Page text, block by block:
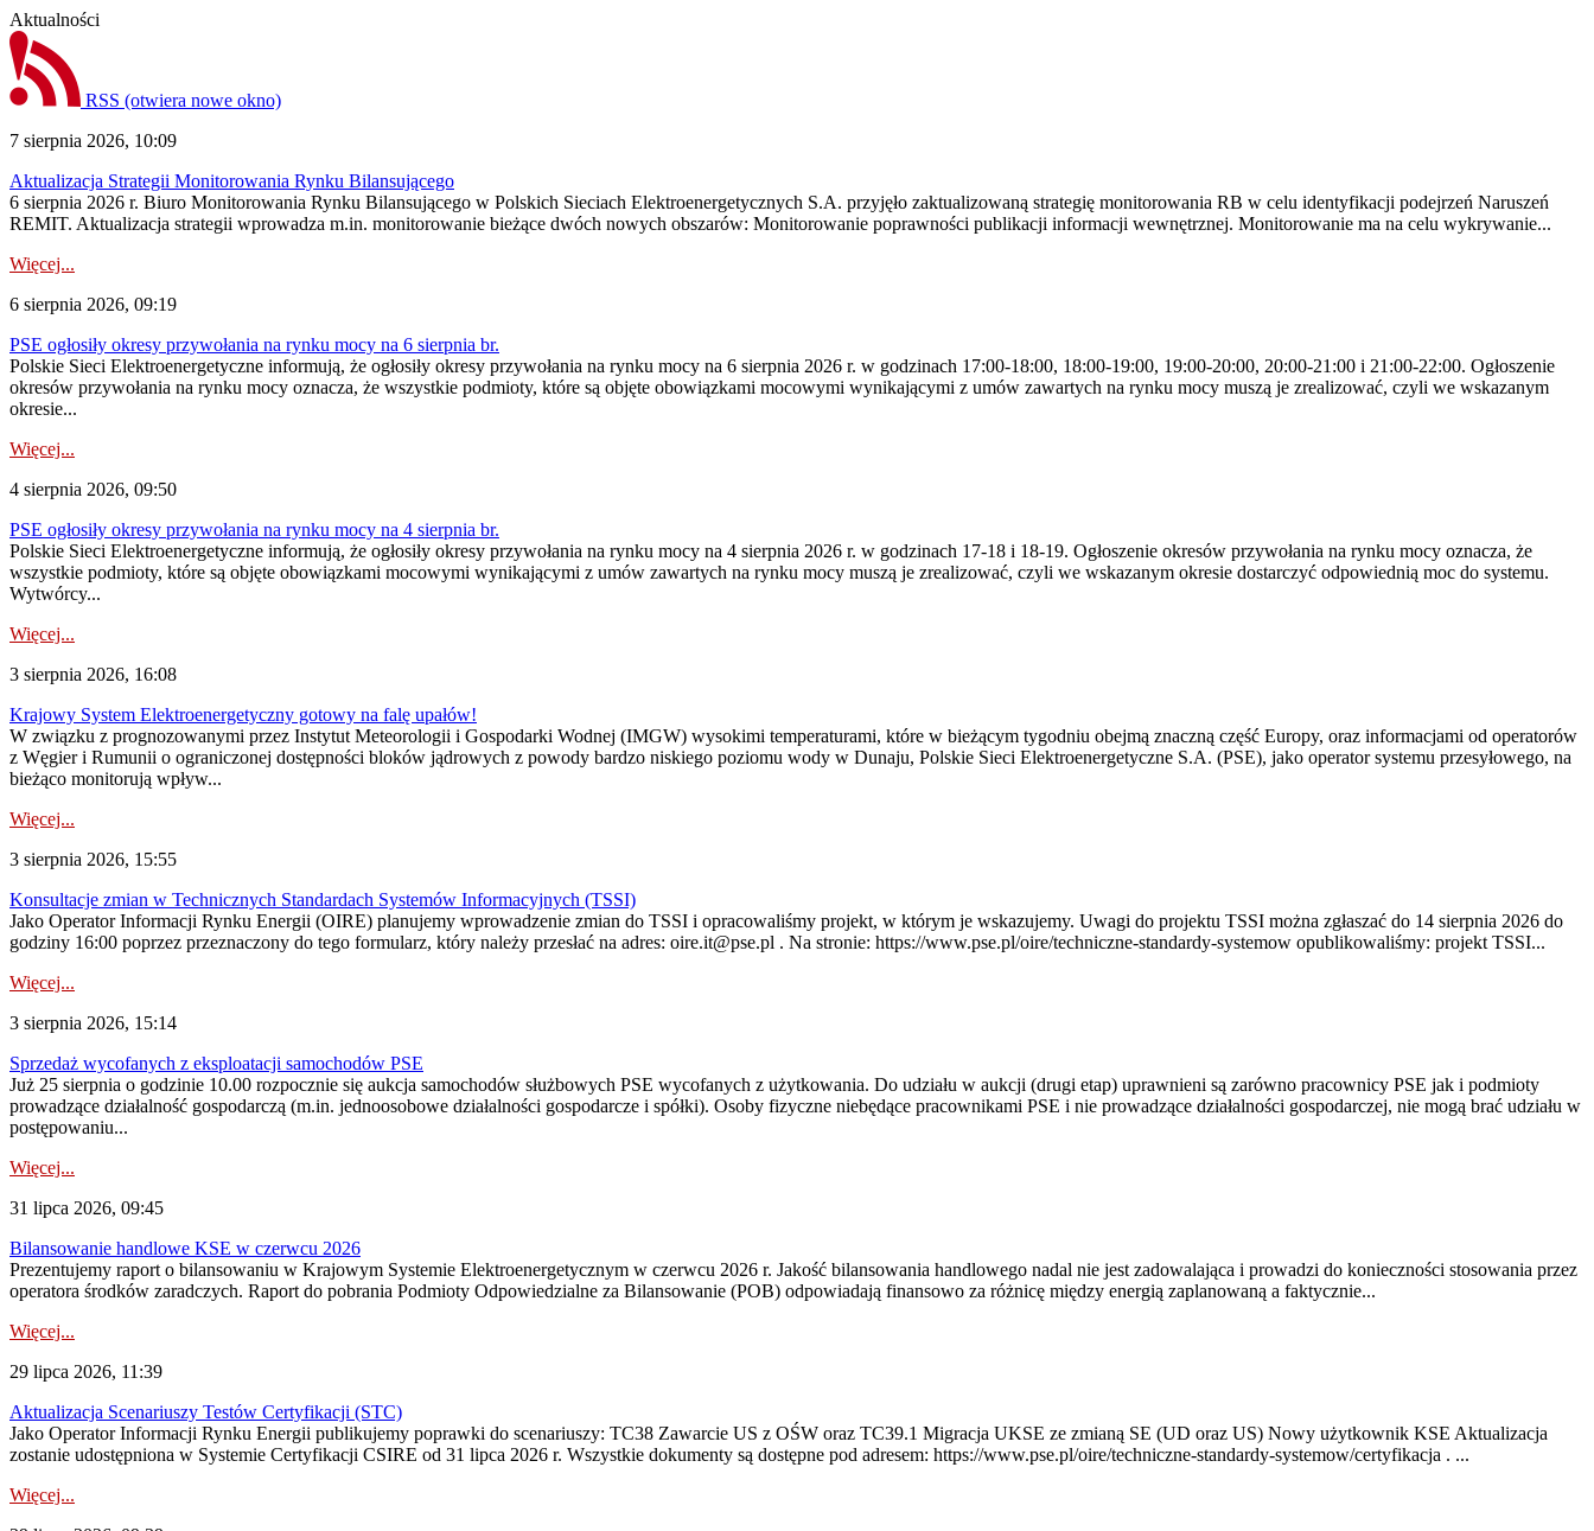
Aktualności
RSS (otwiera nowe okno)
7 sierpnia 2026, 10:09
Aktualizacja Strategii Monitorowania Rynku Bilansującego
6 sierpnia 2026 r. Biuro Monitorowania Rynku Bilansującego w Polskich Sieciach Elektroenergetycznych S.A. przyjęło zaktualizowaną strategię monitorowania RB w celu identyfikacji podejrzeń Naruszeń
REMIT. Aktualizacja strategii wprowadza m.in. monitorowanie bieżące dwóch nowych obszarów: Monitorowanie poprawności publikacji informacji wewnętrznej. Monitorowanie ma na celu wykrywanie...
Więcej...
6 sierpnia 2026, 09:19
PSE ogłosiły okresy przywołania na rynku mocy na 6 sierpnia br.
Polskie Sieci Elektroenergetyczne informują, że ogłosiły okresy przywołania na rynku mocy na 6 sierpnia 2026 r. w godzinach 17:00-18:00, 18:00-19:00, 19:00-20:00, 20:00-21:00 i 21:00-22:00. Ogłoszenie
okresów przywołania na rynku mocy oznacza, że wszystkie podmioty, które są objęte obowiązkami mocowymi wynikającymi z umów zawartych na rynku mocy muszą je zrealizować, czyli we wskazanym
okresie...
Więcej...
4 sierpnia 2026, 09:50
PSE ogłosiły okresy przywołania na rynku mocy na 4 sierpnia br.
Polskie Sieci Elektroenergetyczne informują, że ogłosiły okresy przywołania na rynku mocy na 4 sierpnia 2026 r. w godzinach 17-18 i 18-19. Ogłoszenie okresów przywołania na rynku mocy oznacza, że
wszystkie podmioty, które są objęte obowiązkami mocowymi wynikającymi z umów zawartych na rynku mocy muszą je zrealizować, czyli we wskazanym okresie dostarczyć odpowiednią moc do systemu.
Wytwórcy...
Więcej...
3 sierpnia 2026, 16:08
Krajowy System Elektroenergetyczny gotowy na falę upałów!
W związku z prognozowanymi przez Instytut Meteorologii i Gospodarki Wodnej (IMGW) wysokimi temperaturami, które w bieżącym tygodniu obejmą znaczną część Europy, oraz informacjami od operatorów
z Węgier i Rumunii o ograniczonej dostępności bloków jądrowych z powody bardzo niskiego poziomu wody w Dunaju, Polskie Sieci Elektroenergetyczne S.A. (PSE), jako operator systemu przesyłowego, na
bieżąco monitorują wpływ...
Więcej...
3 sierpnia 2026, 15:55
Konsultacje zmian w Technicznych Standardach Systemów Informacyjnych (TSSI)
Jako Operator Informacji Rynku Energii (OIRE) planujemy wprowadzenie zmian do TSSI i opracowaliśmy projekt, w którym je wskazujemy. Uwagi do projektu TSSI można zgłaszać do 14 sierpnia 2026 do
godziny 16:00 poprzez przeznaczony do tego formularz, który należy przesłać na adres: oire.it@pse.pl . Na stronie: https://www.pse.pl/oire/techniczne-standardy-systemow opublikowaliśmy: projekt TSSI...
Więcej...
3 sierpnia 2026, 15:14
Sprzedaż wycofanych z eksploatacji samochodów PSE
Już 25 sierpnia o godzinie 10.00 rozpocznie się aukcja samochodów służbowych PSE wycofanych z użytkowania. Do udziału w aukcji (drugi etap) uprawnieni są zarówno pracownicy PSE jak i podmioty
prowadzące działalność gospodarczą (m.in. jednoosobowe działalności gospodarcze i spółki). Osoby fizyczne niebędące pracownikami PSE i nie prowadzące działalności gospodarczej, nie mogą brać udziału w
postępowaniu...
Więcej...
31 lipca 2026, 09:45
Bilansowanie handlowe KSE w czerwcu 2026
Prezentujemy raport o bilansowaniu w Krajowym Systemie Elektroenergetycznym w czerwcu 2026 r. Jakość bilansowania handlowego nadal nie jest zadowalająca i prowadzi do konieczności stosowania przez
operatora środków zaradczych. Raport do pobrania Podmioty Odpowiedzialne za Bilansowanie (POB) odpowiadają finansowo za różnicę między energią zaplanowaną a faktycznie...
Więcej...
29 lipca 2026, 11:39
Aktualizacja Scenariuszy Testów Certyfikacji (STC)
Jako Operator Informacji Rynku Energii publikujemy poprawki do scenariuszy: TC38 Zawarcie US z OŚW oraz TC39.1 Migracja UKSE ze zmianą SE (UD oraz US) Nowy użytkownik KSE Aktualizacja
zostanie udostępniona w Systemie Certyfikacji CSIRE od 31 lipca 2026 r. Wszystkie dokumenty są dostępne pod adresem: https://www.pse.pl/oire/techniczne-standardy-systemow/certyfikacja . ...
Więcej...